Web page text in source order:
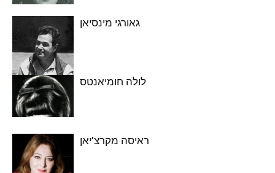
גאורגי מינסיאן
לולה חומיאנטס
ראיסה מקרצ’יאן